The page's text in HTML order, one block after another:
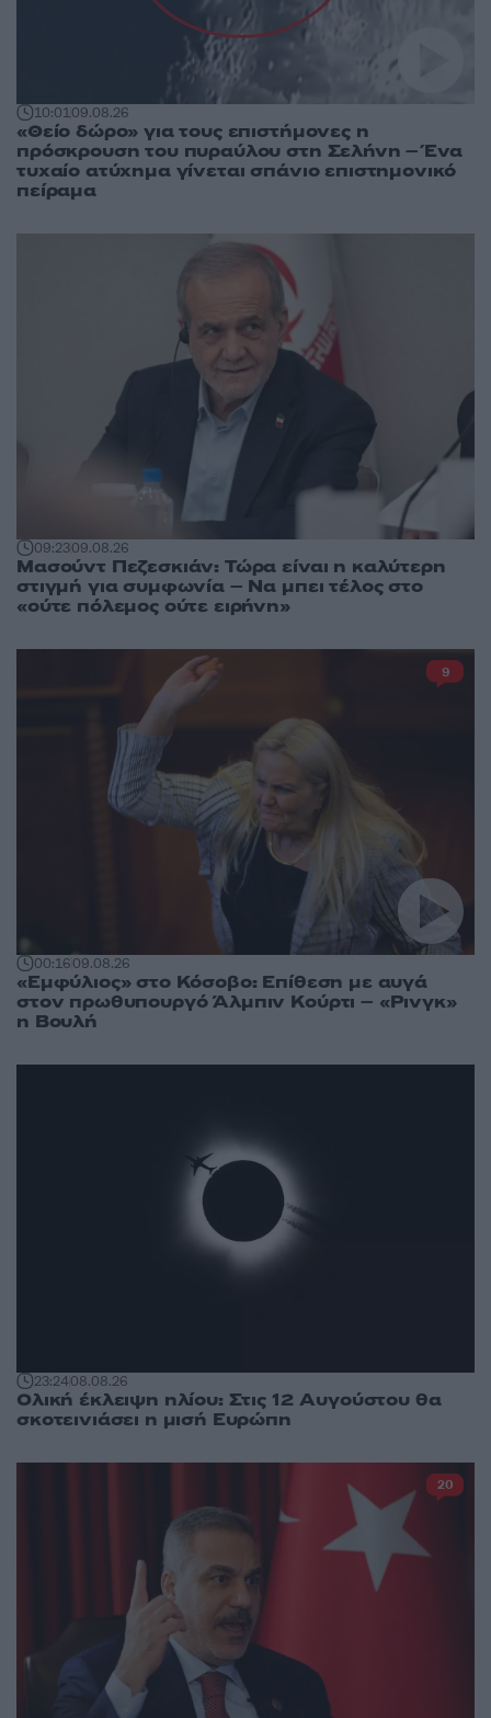
10:0109.08.26
«Θείο δώρο» για τους επιστήμονες η
πρόσκρουση του πυραύλου στη Σελήνη – Ένα
τυχαίο ατύχημα γίνεται σπάνιο επιστημονικό
πείραμα
09:2309.08.26
Μασούντ Πεζεσκιάν: Τώρα είναι η καλύτερη
στιγμή για συμφωνία – Να μπει τέλος στο
«ούτε πόλεμος ούτε ειρήνη»
00:1609.08.26
«Εμφύλιος» στο Κόσοβο: Επίθεση με αυγά
στον πρωθυπουργό Άλμπιν Κούρτι – «Ρινγκ»
η Βουλή
9
23:2408.08.26
Ολική έκλειψη ηλίου: Στις 12 Αυγούστου θα
σκοτεινιάσει η μισή Ευρώπη
20